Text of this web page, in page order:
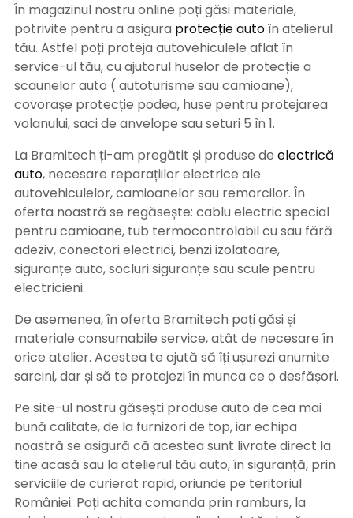
În magazinul nostru online poți găsi materiale,
potrivite pentru a asigura protecție autoîn atelierul
tău. Astfel poți proteja autovehiculele aflat în
service-ul tău, cu ajutorul huselor de protecție a
scaunelor auto ( autoturisme sau camioane),
covorașe protecție podea, huse pentru protejarea
volanului, saci de anvelope sau seturi 5 în 1.
La Bramitech ți-am pregătit și produse de electrică
auto, necesare reparațiilor electrice ale
autovehiculelor, camioanelor sau remorcilor. În
oferta noastră se regăsește: cablu electric special
pentru camioane, tub termocontrolabil cu sau fără
adeziv, conectori electrici, benzi izolatoare,
siguranțe auto, socluri siguranțe sau scule pentru
electricieni.
De asemenea, în oferta Bramitech poți găsi și
materiale consumabile service, atât de necesare în
orice atelier. Acestea te ajută să îți ușurezi anumite
sarcini, dar și să te protejezi în munca ce o desfășori.
Pe site-ul nostru găsești produse auto de cea mai
bună calitate, de la furnizori de top, iar echipa
noastră se asigură că acestea sunt livrate direct la
tine acasă sau la atelierul tău auto, în siguranță, prin
serviciile de curierat rapid, oriunde pe teritoriul
României. Poți achita comanda prin ramburs, la